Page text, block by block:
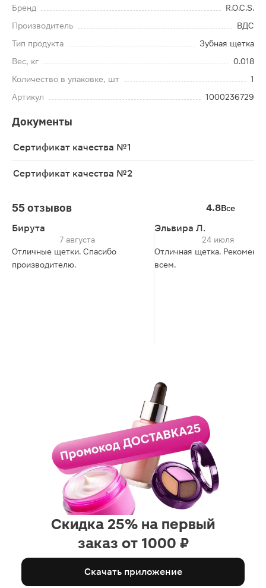
Бренд
R.O.C.S.
Производитель
ВДС
Тип продукта
Зубная щетка
Вес, кг
0.018
Количество в упаковке, шт
1
Артикул
1000236729
Документы
Сертификат качества №1
Сертификат качества №2
55 отзывов 4.8Все
Бирута
7 августа
Отличные щетки. Спасибо
производителю.
Эльвира Л.
24 июля
Отличная щетка.
всем.
Скидка 25% на первый
заказ от 1000 ₽
Скачать приложение